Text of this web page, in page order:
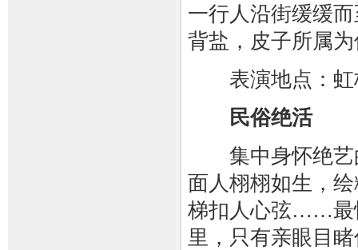
一行人沿街缓缓
背盐，皮子所属
表演地点：虹
民俗绝活
集中身怀绝艺
面人栩栩如生，
梯扣人心弦……最
里，只有亲眼目